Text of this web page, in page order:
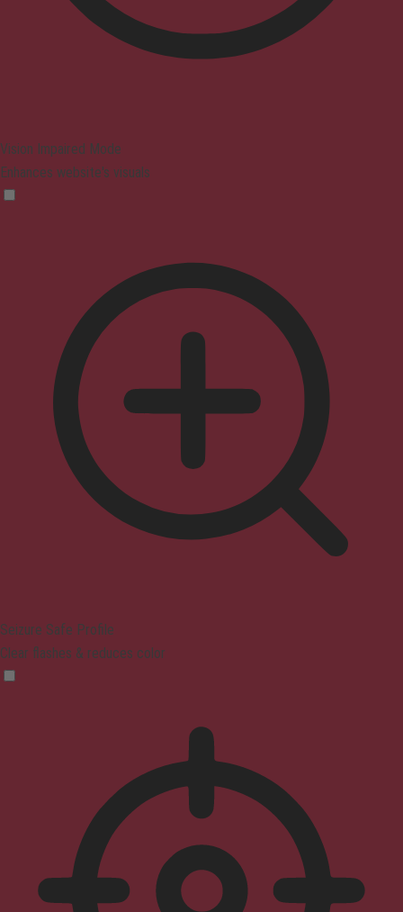
Vision Impaired Mode
Enhances website's visuals
Seizure Safe Profile
Clear flashes & reduces color